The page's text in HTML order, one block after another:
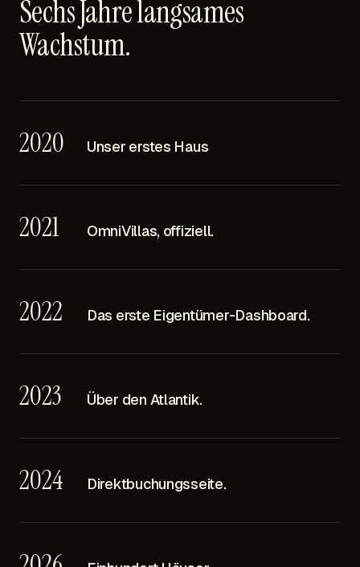
Sechs Jahre langsames
Wachstum.
2020 Unser erstes Haus
2021 OmniVillas, offiziell.
2022 Das erste Eigentümer-Dashboard.
2023 Über den Atlantik.
2024 Direktbuchungsseite.